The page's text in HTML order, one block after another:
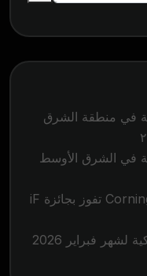
في منطقة الشرق
في الشرق الأوسط
Corning’s Evolv® Openable Terminal تفوز بجائزة iF
فبراير 2026